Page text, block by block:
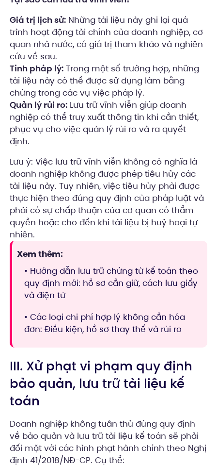
Giá trị lịch sử: Những tài liệu này ghi lại quá
trình hoạt động tài chính của doanh nghiệp, cơ
quan nhà nước, có giá trị tham khảo và nghiên
cứu về sau.
Tính pháp lý: Trong một số trường hợp, những
tài liệu này có thể được sử dụng làm bằng
chứng trong các vụ việc pháp lý.
Quản lý rủi ro: Lưu trữ vĩnh viễn giúp doanh
nghiệp có thể truy xuất thông tin khi cần thiết,
phục vụ cho việc quản lý rủi ro và ra quyết
định.
Lưu ý: Việc lưu trữ vĩnh viễn không có nghĩa là
doanh nghiệp không được phép tiêu hủy các
tài liệu này. Tuy nhiên, việc tiêu hủy phải được
thực hiện theo đúng quy định của pháp luật và
phải có sự chấp thuận của cơ quan có thẩm
quyền hoặc cho đến khi tài liệu bị huỷ hoại tự
nhiên.
Xem thêm:
• Hướng dẫn lưu trữ chứng từ kế toán theo
quy định mới: hồ sơ cần giữ, cách lưu giấy
và điện tử
• Các loại chi phí hợp lý không cần hóa
đơn: Điều kiện, hồ sơ thay thế và rủi ro
III. Xử phạt vi phạm quy định
bảo quản, lưu trữ tài liệu kế
toán
Doanh nghiệp không tuân thủ đúng quy định
về bảo quản và lưu trữ tài liệu kế toán sẽ phải
đối mặt với các hình phạt hành chính theo Nghị
định 41/2018/NĐ-CP. Cụ thể: